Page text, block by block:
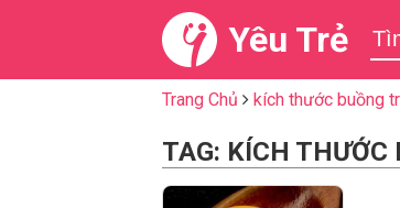
Yêu Trẻ
Trang Chủ kích thước buồng
TAG: KÍCH THƯỚC